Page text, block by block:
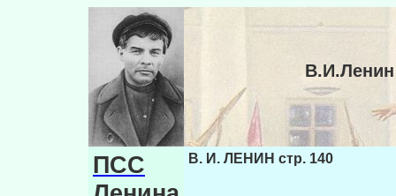
ПСС
В. И. ЛЕНИН стр. 140